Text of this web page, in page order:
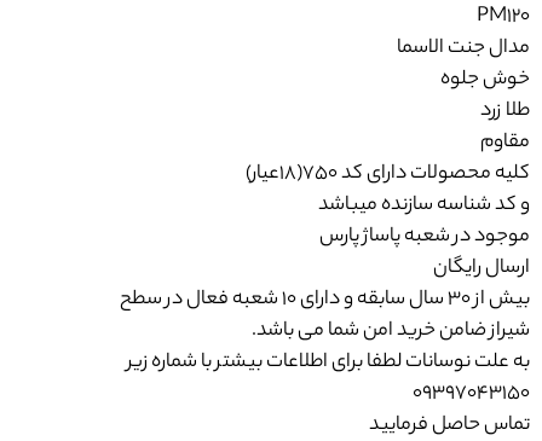
PM120
مدال جنت الاسما
خوش جلوه
طلا زرد
مقاوم
کلیه محصولات دارای کد 750(18عیار)
و کد شناسه سازنده میباشد
موجود در شعبه پاساژ پارس
ارسال رایگان
بیش از 30 سال سابقه و دارای 10 شعبه فعال در سطح
شیراز ضامن خرید امن شما می باشد.
به علت نوسانات لطفا برای اطلاعات بیشتر با شماره زیر
09397043150
تماس حاصل فرمایید